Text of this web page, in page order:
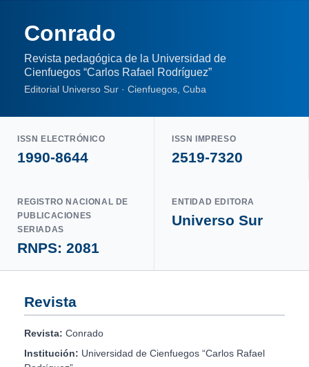
Conrado
Revista pedagógica de la Universidad de
Cienfuegos “Carlos Rafael Rodríguez”
Editorial Universo Sur · Cienfuegos, Cuba
ISSN ELECTRÓNICO
1990-8644
ISSN IMPRESO
2519-7320
REGISTRO NACIONAL DE
PUBLICACIONES
SERIADAS
RNPS: 2081
ENTIDAD EDITORA
Universo Sur
Revista
Revista: Conrado
Institución: Universidad de Cienfuegos “Carlos Rafael